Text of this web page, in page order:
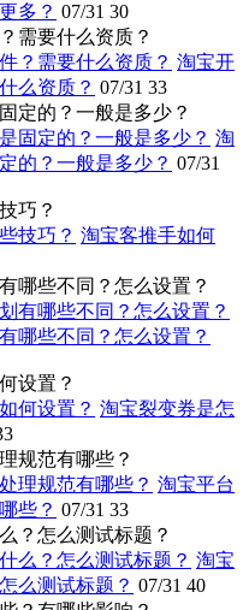
多？ 07/31 30
需要什么资质？
淘宝开
么资质？ 07/31 33
定的？一般是多少？
淘
的？一般是多少？ 07/31
巧？
淘宝客推手如何
哪些不同？怎么设置？
哪些不同？怎么设置？
设置？
淘宝裂变券是怎
规范有哪些？
淘宝平台
些？ 07/31 33
？怎么测试标题？
淘宝
么测试标题？ 07/31 40